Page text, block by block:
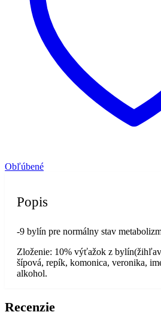
Obľúbené
Popis
-9 bylín pre normálny stav
Zloženie: 10% výťažok z
šípová, repík, komonica, veronika,
alkohol.
Recenzie